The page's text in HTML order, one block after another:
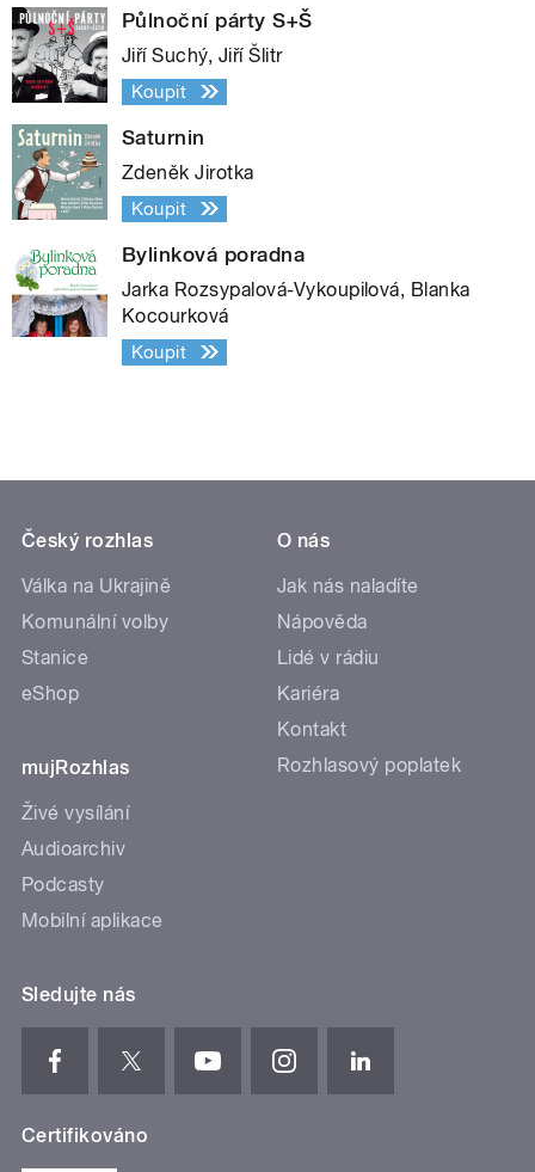
Půlnoční párty S+Š
Jiří Suchý, Jiří Šlitr
Koupit
Saturnin
Zdeněk Jirotka
Koupit
Bylinková poradna
Jarka Rozsypalová-Vykoupilová, Blanka
Kocourková
Koupit
Český rozhlas
Válka na Ukrajině
Komunální volby
Stanice
eShop
mujRozhlas
Živé vysílání
Audioarchiv
Podcasty
Mobilní aplikace
O nás
Jak nás naladíte
Nápověda
Lidé v rádiu
Kariéra
Kontakt
Rozhlasový poplatek
Sledujte nás
Certifikováno